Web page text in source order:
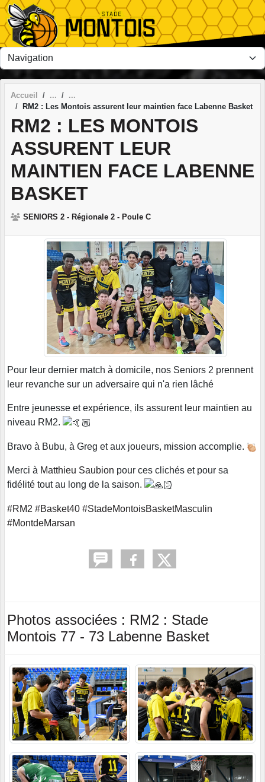
Accueil
RM2 : Les Montois assurent leur maintien face Labenne Basket
RM2 : LES MONTOIS
ASSURENT LEUR
MAINTIEN FACE LABENNE
BASKET
SENIORS 2 - Régionale 2 - Poule C
Pour leur dernier match à domicile, nos Seniors 2 prennent
leur revanche sur un adversaire qui n'a rien lâché
Entre jeunesse et expérience, ils assurent leur maintien au
niveau RM2.
Bravo à Bubu, à Greg et aux joueurs, mission accomplie.
Merci à Matthieu Saubion pour ces clichés et pour sa
fidélité tout au long de la saison.
#RM2 #Basket40 #StadeMontoisBasketMasculin
#MontdeMarsan
Photos associées : RM2 : Stade
Montois 77 - 73 Labenne Basket
Panneau de gestion des cookies